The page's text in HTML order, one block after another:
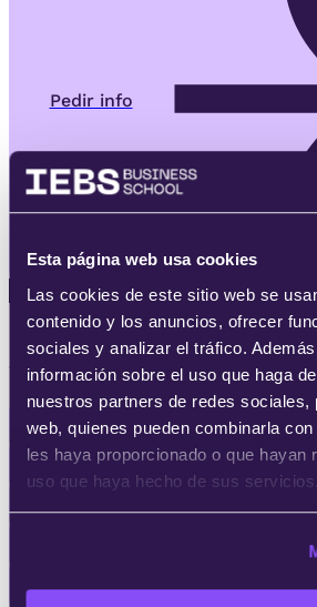
Esta página web usa cookies
Las cookies de este sitio web se
contenido y los anuncios, ofrecer
sociales y analizar el tráfico.
información sobre el uso que haga
nuestros partners de redes sociales,
web, quienes pueden combinarla
les haya proporcionado o que hayan
uso que haya hecho de sus servicios.
Pedir info
Ver más
Ver programasde otras areas:
Másters en
Programas Focalizados en
Agile &
Finanzas